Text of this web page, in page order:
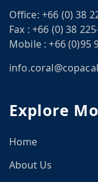
Office: +66 (0) 38
Fax : +66 (0) 38
Mobile :+66 (0)95
Explore
Home
About Us